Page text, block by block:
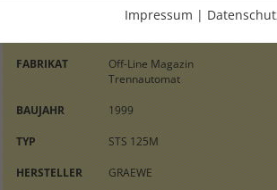
FABRIKAT
Off-Line Magazin
Trennautomat
BAUJAHR 1999
TYP STS 125M
HERSTELLER GRAEWE
werden für grundlegende Funktionen der
Machines
Jahr
Informationen anzeigen
Website externe Inhalte, um Ihnen
anzubieten.
Impressum |